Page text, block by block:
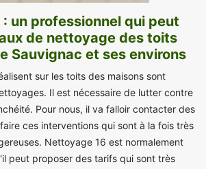
un professionnel qui peut
de nettoyage des toits
Sauvignac et ses environs
sur les toits des maisons sont
Il est nécessaire de lutter contre
Pour nous, il va falloir contacter des
ces interventions qui sont à la fois très
Nettoyage 16 est normalement
peut proposer des tarifs qui sont très